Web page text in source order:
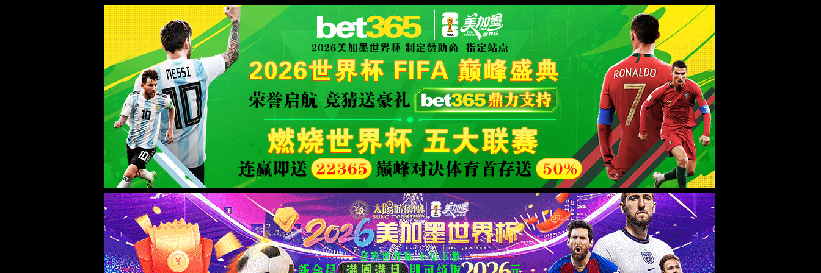
拉斯维加斯(Macau)股份有限公司-Official website